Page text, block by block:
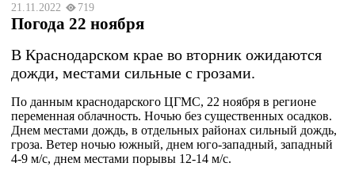
21.11.2022 719
Погода 22 ноября
В Краснодарском крае во вторник ожидаются
дожди, местами сильные с грозами.
По данным краснодарского ЦГМС, 22 ноября в регионе
переменная облачность. Ночью без существенных осадков.
Днем местами дождь, в отдельных районах сильный дождь,
гроза. Ветер ночью южный, днем юго-западный, западный
4-9 м/с, днем местами порывы 12-14 м/с.